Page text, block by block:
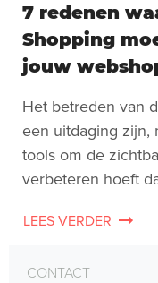
7 redenen
Shopping
jouw
Het betreden van
een uitdaging zijn,
tools om de
verbeteren hoeft
LEES VERDER
CONTACT